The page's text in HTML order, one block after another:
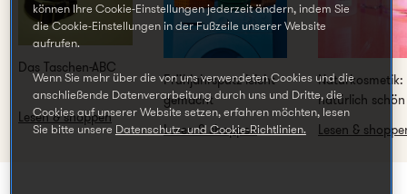
Das Taschen-ABC
Lesen & shoppen
Frühjahrsputz leicht
gemacht
Lesen & shoppen
Naturkosmetik:
natürlich schön
Lesen &
können Ihre Cookie-Einstellungen jederzeit ändern, indem Sie
die Cookie-Einstellungen in der Fußzeile unserer Website
aufrufen.
Wenn Sie mehr über die von uns verwendeten Cookies und die
anschließende Datenverarbeitung durch uns und Dritte, die
Cookies auf unserer Website setzen, erfahren möchten, lesen
Sie bitte unsere Datenschutz- und Cookie-Richtlinien.